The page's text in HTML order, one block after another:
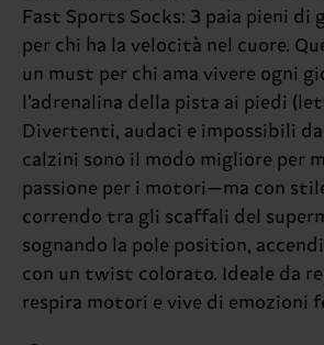
Fast Sports Socks: 3 paia pieni di
per chi ha la velocità nel cuore.
un must per chi ama vivere ogni
l’adrenalina della pista ai piedi
Divertenti, audaci e impossibili
calzini sono il modo migliore per
passione per i motori—ma con
correndo tra gli scaffali del
sognando la pole position,
con un twist colorato. Ideale da
respira motori e vive di emozioni